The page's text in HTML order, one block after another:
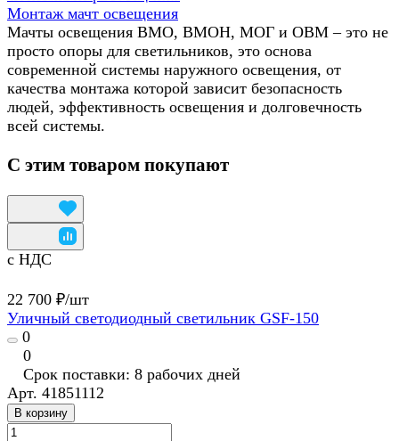
Монтаж мачт освещения
Мачты освещения ВМО, ВМОН, МОГ и ОВМ – это не
просто опоры для светильников, это основа
современной системы наружного освещения, от
качества монтажа которой зависит безопасность
людей, эффективность освещения и долговечность
всей системы.
С этим товаром покупают
с НДС
22 700 ₽/шт
Уличный светодиодный светильник GSF-150
0
0
Срок поставки: 8 рабочих дней
Арт. 41851112
В корзину